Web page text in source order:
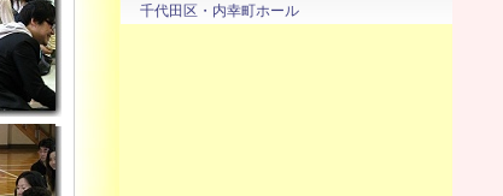
千代田区・内幸町ホール